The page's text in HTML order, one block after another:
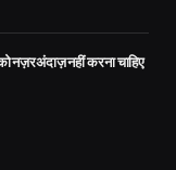
नज़रअंदाज़ नहीं करना चाहिए